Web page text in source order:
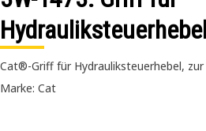
Hydrauliksteuerhebel
Cat®-Griff für Hydrauliksteuerhebel,
Marke: Cat